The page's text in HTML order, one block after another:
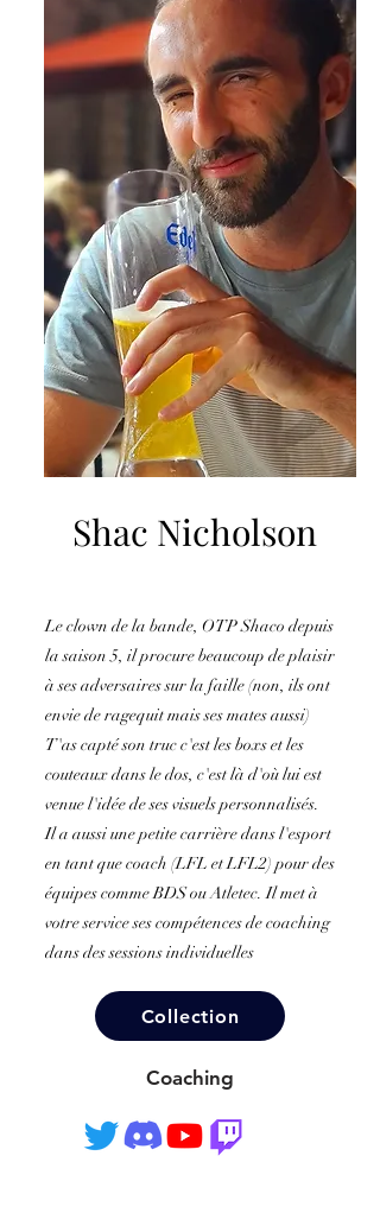
Shac Nicholson
Le clown de la bande, OTP Shaco depuis
la saison 5, il procure beaucoup de plaisir
à ses adversaires sur la faille (non, ils ont
envie de ragequit mais ses mates aussi)
T'as capté son truc c'est les boxs et les
couteaux dans le dos, c'est là d'où lui est
venue l'idée de ses visuels personnalisés.
Il a aussi une petite carrière dans l'esport
en tant que coach (LFL et LFL2) pour des
équipes comme BDS ou Atletec. Il met à
votre service ses compétences de coaching
dans des sessions individuelles
Collection
Coaching